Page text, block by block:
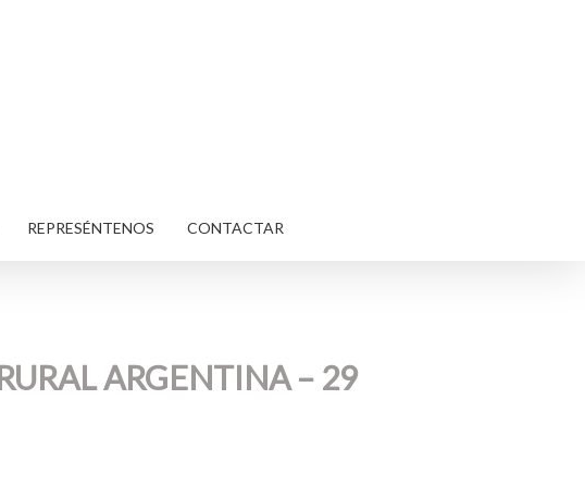
REPRESÉNTENOS CONTACTAR
ARGENTINA – 29